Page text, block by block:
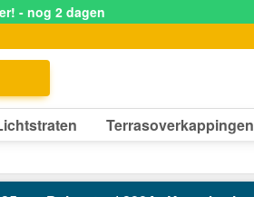
- nog 2 dagen
Terrasoverkappingen